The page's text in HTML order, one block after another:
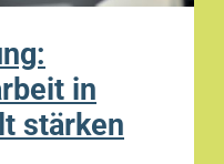
in
stärken